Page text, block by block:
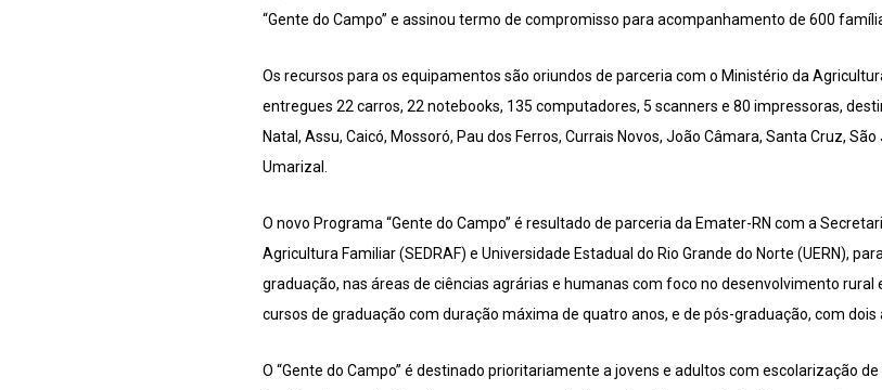
“Gente do Campo” e assinou termo de compromisso para acompanhamento de 600
Os recursos para os equipamentos são oriundos de parceria com o Ministério da
entregues 22 carros, 22 notebooks, 135 computadores, 5 scanners e 80 impressoras,
Natal, Assu, Caicó, Mossoró, Pau dos Ferros, Currais Novos, João Câmara, Santa Cruz,
Umarizal.
O novo Programa “Gente do Campo” é resultado de parceria da Emater-RN com a
Agricultura Familiar (SEDRAF) e Universidade Estadual do Rio Grande do Norte (UERN),
graduação, nas áreas de ciências agrárias e humanas com foco no desenvolvimento
cursos de graduação com duração máxima de quatro anos, e de pós-graduação, com dois
O “Gente do Campo” é destinado prioritariamente a jovens e adultos com escolarização